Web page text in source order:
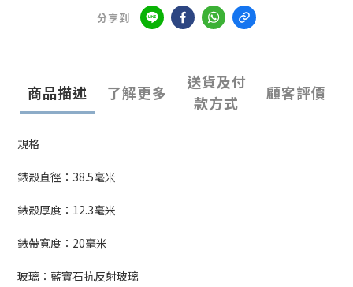
分享到
商品描述 了解更多
送貨及付
款方式
顧客評價
規格
錶殼直徑： 38.5毫米
錶殼厚度：12.3毫米
錶帶寬度： 20毫米
玻璃：藍寶石抗反射玻璃